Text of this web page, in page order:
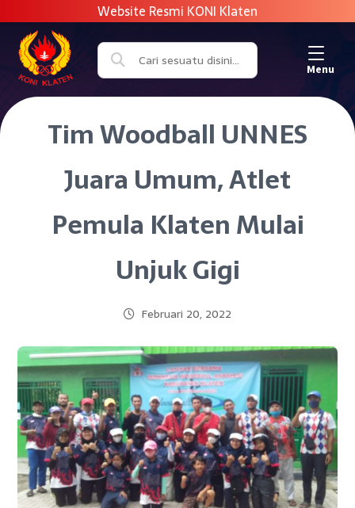
Menu
Tim Woodball UNNES
Juara Umum, Atlet
Pemula Klaten Mulai
Unjuk Gigi
Februari 20, 2022